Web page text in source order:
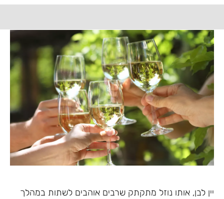
יין לבן, אותו נוזל מתקתק שרבים אוהבים לשתות במהלך